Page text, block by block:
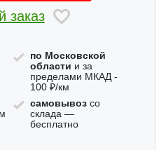
заказ
по Московской
области и за
пределами МКАД -
100 ₽/км
самовывозсо
склада —
бесплатно